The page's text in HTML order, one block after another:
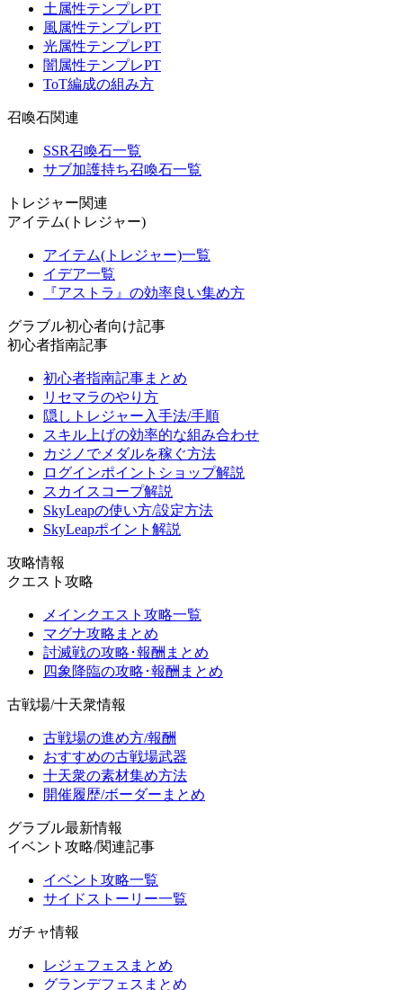
土属性テンプレPT
風属性テンプレPT
光属性テンプレPT
闇属性テンプレPT
ToT編成の組み方
召喚石関連
SSR召喚石一覧
サブ加護持ち召喚石一覧
トレジャー関連
アイテム(トレジャー)
アイテム(トレジャー)一覧
イデア一覧
『アストラ』の効率良い集め方
グラブル初心者向け記事
初心者指南記事
初心者指南記事まとめ
リセマラのやり方
隠しトレジャー入手法/手順
スキル上げの効率的な組み合わせ
カジノでメダルを稼ぐ方法
ログインポイントショップ解説
スカイスコープ解説
SkyLeapの使い方/設定方法
SkyLeapポイント解説
攻略情報
クエスト攻略
メインクエスト攻略一覧
マグナ攻略まとめ
討滅戦の攻略･報酬まとめ
四象降臨の攻略･報酬まとめ
古戦場/十天衆情報
古戦場の進め方/報酬
おすすめの古戦場武器
十天衆の素材集め方法
開催履歴/ボーダーまとめ
グラブル最新情報
イベント攻略/関連記事
イベント攻略一覧
サイドストーリー一覧
ガチャ情報
レジェフェスまとめ
グランデフェスまとめ